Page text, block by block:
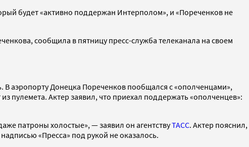
будет «активно поддержан Интерполом», и «Пореченков не
сообщила в пятницу пресс-служба телеканала на своем
аэропорту Донецка Пореченков пообщался с «ополченцами»,
пулемета. Актер заявил, что приехал поддержать «ополченцев»:
патроны холостые», — заявил он агентствуТАСС. Актер пояснил,
«Пресса» под рукой не оказалось.